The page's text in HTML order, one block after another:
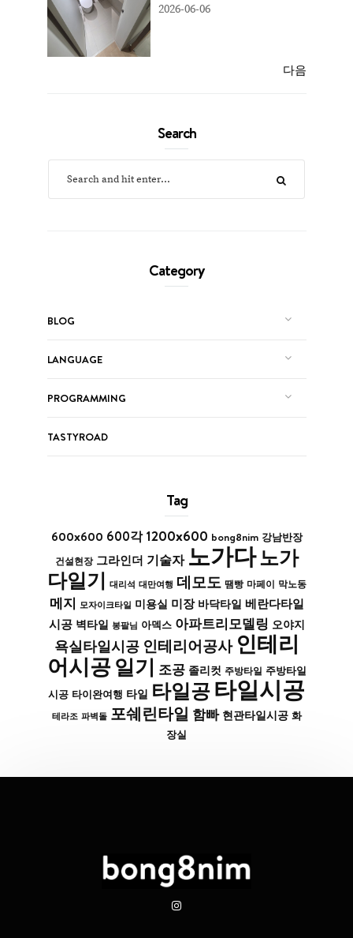
2026-06-06
다음
Search
Category
BLOG
LANGUAGE
PROGRAMMING
TASTYROAD
Tag
600x600 600각 1200x600 bong8nim 강남반장
건설현장 그라인더 기술자 노가다노가
다일기 대리석 대만여행 데모도 땜빵 마페이 막노동
메지 모자이크타일 미용실 미장 바닥타일 베란다타일
시공 벽타일 봉팔님 아덱스 아파트리모델링 오야지
욕실타일시공 인테리어공사 인테리
어시공 일기 조공 졸리컷 주방타일 주방타일
시공 타이완여행 타일 타일공타일시공
테라조 파벽돌 포쉐린타일 함빠 현관타일시공 화
장실